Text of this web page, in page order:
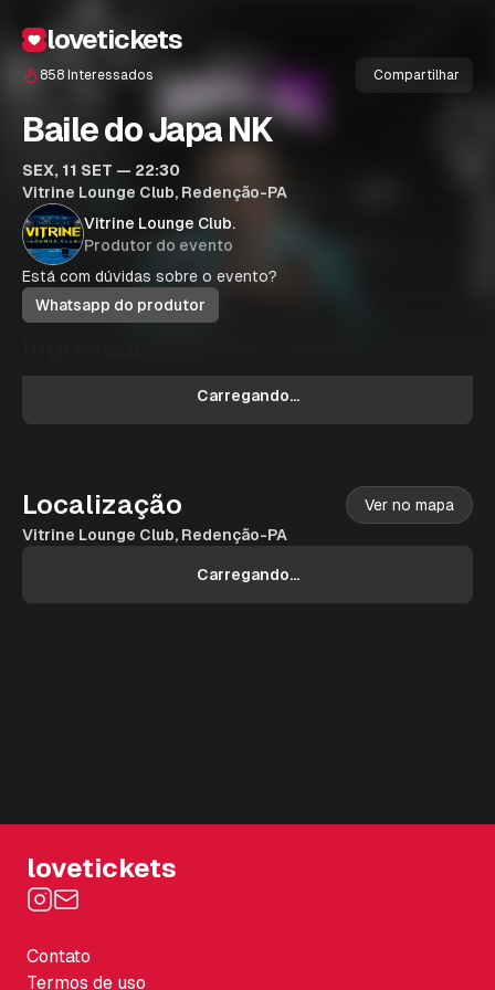
lovetickets
Baile do Japa NK
SEX, 11 SET — 22:30
Vitrine Lounge Club, Redenção-PA
Vitrine Lounge Club.
Produtor do evento
Está com dúvidas sobre o evento?
Whatsapp do produtor
858 Interessados Compartilhar
Carregando...
Localização
Ver no mapa
Vitrine Lounge Club, Redenção-PA
Carregando...
lovetickets
Contato
Termos de uso